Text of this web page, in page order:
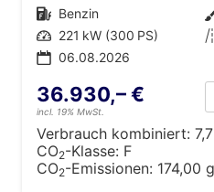
Kraftstoff Benzin
Leistung 221 kW (300 PS)
06.08.2026
36.930,– €
incl. 19% MwSt.
Verbrauch kombiniert:
CO2-Klasse: F
CO2-Emissionen: 174,00